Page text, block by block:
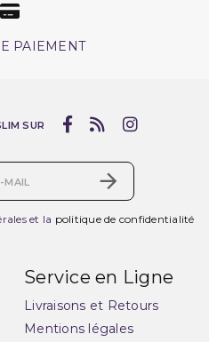
PAIEMENT
et la politique de confidentialité
SUR
Service en Ligne
Livraisons et Retours
Mentions légales